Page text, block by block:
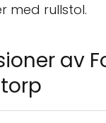
med rullstol.
av